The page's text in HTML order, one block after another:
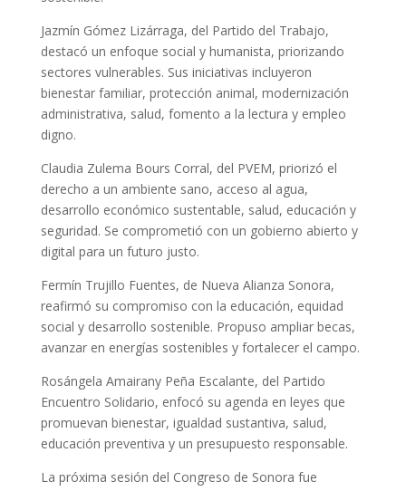
Jazmín Gómez Lizárraga, del Partido del Trabajo,
destacó un enfoque social y humanista, priorizando
sectores vulnerables. Sus iniciativas incluyeron
bienestar familiar, protección animal, modernización
administrativa, salud, fomento a la lectura y empleo
digno.
Claudia Zulema Bours Corral, del PVEM, priorizó el
derecho a un ambiente sano, acceso al agua,
desarrollo económico sustentable, salud, educación y
seguridad. Se comprometió con un gobierno abierto y
digital para un futuro justo.
Fermín Trujillo Fuentes, de Nueva Alianza Sonora,
reafirmó su compromiso con la educación, equidad
social y desarrollo sostenible. Propuso ampliar becas,
avanzar en energías sostenibles y fortalecer el campo.
Rosángela Amairany Peña Escalante, del Partido
Encuentro Solidario, enfocó su agenda en leyes que
promuevan bienestar, igualdad sustantiva, salud,
educación preventiva y un presupuesto responsable.
La próxima sesión del Congreso de Sonora fue